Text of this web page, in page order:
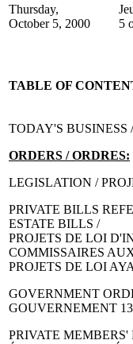
Thursday,
October 5, 2000
5
TABLE OF
TODAY'S BUSINESS
ORDERS / ORDRES:
LEGISLATION /
PRIVATE BILLS
ESTATE BILLS /
PROJETS DE LOI
COMMISSAIRES
PROJETS DE LOI
GOVERNMENT
GOUVERNEMENT 13
PRIVATE MEMBERS'